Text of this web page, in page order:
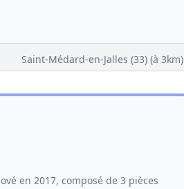
Saint-Médard-en-Jalles (33)(à 3km)
en 2017, composé de 3 pièces